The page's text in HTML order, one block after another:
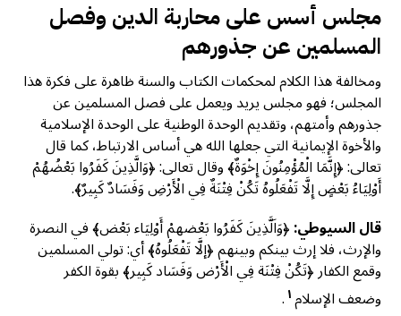
مجلس أسس على محاربة الدين وفصل
المسلمين عن جذورهم
ومخالفة هذا الكلام لمحكمات الكتاب والسنة ظاهرة على فكرة هذا
المجلس؛ فهو مجلس يريد ويعمل على فصل المسلمين عن
جذورهم وأمتهم، وتقديم الوحدة الوطنية على الوحدة الإسلامية
والأخوة الإيمانية التي جعلها الله هي أساس الارتباط، كما قال
تعالى: ﴿‌إِنَّمَا ‌الْمُؤْمِنُونَ ‌إِخْوَةٌ﴾ وقال تعالى: ﴿وَالَّذِينَ كَفَرُوا ‌بَعْضُهُمْ
‌أَوْلِيَاءُ ‌بَعْضٍ إِلَّا تَفْعَلُوهُ تَكُنْ فِتْنَةٌ فِي الْأَرْضِ وَفَسَادٌ كَبِيرٌ﴾.
قال السيوطي:﴿وَاَلَّذِينَ كَفَرُوا بَعْضهمْ أَوْلِيَاء بَعْض﴾ في النصرة
والإرث، فلا إرث بينكم وبينهم ﴿إلَّا تَفْعَلُوهُ﴾ أي: تولي المسلمين
وقمع الكفار ﴿تَكُنْ فِتْنَة فِي الْأَرْض وَفَسَاد كَبِير﴾ بقوة الكفر
وضعف الإسلام١.